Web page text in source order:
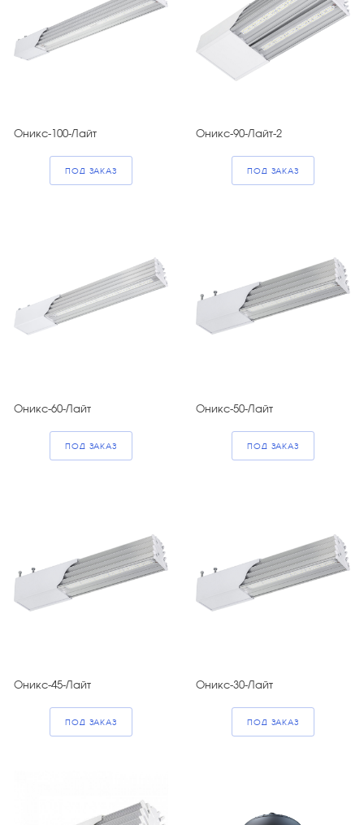
Оникс-100-Лайт
ПОД ЗАКАЗ
Оникс-90-Лайт-2
ПОД ЗАКАЗ
Оникс-60-Лайт
ПОД ЗАКАЗ
Оникс-50-Лайт
ПОД ЗАКАЗ
Оникс-45-Лайт
ПОД ЗАКАЗ
Оникс-30-Лайт
ПОД ЗАКАЗ